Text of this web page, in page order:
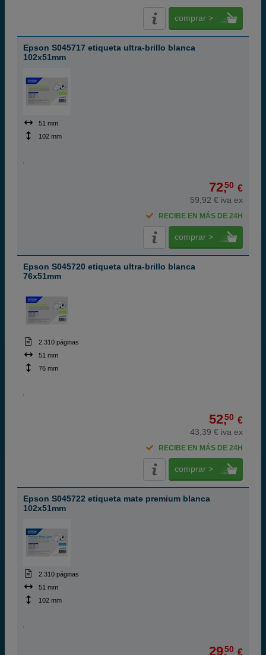
comprar >
Epson S045717 etiqueta ultra-brillo blanca
102x51mm
51 mm
102 mm
72,50 €
59,92 € iva ex
RECIBE EN MÁS DE 24H
comprar >
Epson S045720 etiqueta ultra-brillo blanca
76x51mm
2.310 páginas
51 mm
76 mm
52,50 €
43,39 € iva ex
RECIBE EN MÁS DE 24H
comprar >
Epson S045722 etiqueta mate premium blanca
102x51mm
2.310 páginas
51 mm
102 mm
29,50 €